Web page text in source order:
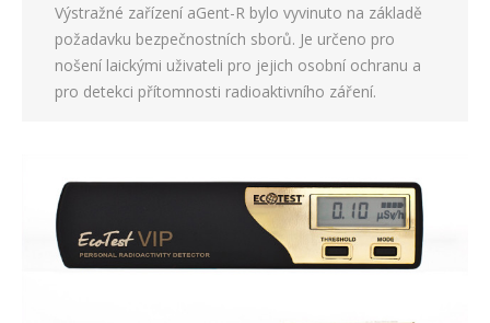
Výstražné zařízení aGent-R bylo vyvinuto na základě
požadavku bezpečnostních sborů. Je určeno pro
nošení laickými uživateli pro jejich osobní ochranu a
pro detekci přítomnosti radioaktivního záření.